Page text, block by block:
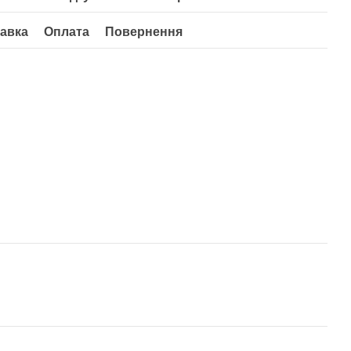
Оплата Повернення